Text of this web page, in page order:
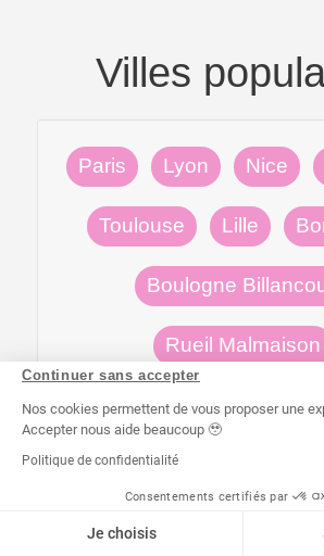
domicile par un pro !
Villes
Paris Lyon Nice
Toulouse Lille
Boulogne
Rueil Malmaison
Neuilly sur Seine
Continuer sans accepter
Nos cookies permettent de vous proposer une
Accepter nous aide beaucoup 🥹
Politique de confidentialité
Consentements certifiés par
Je choisis